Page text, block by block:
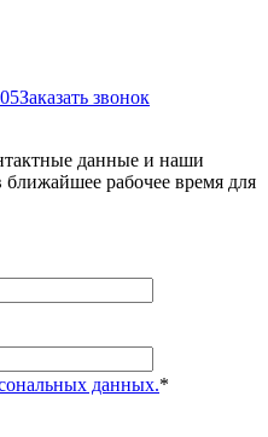
Заказать звонок
данные и наши
рабочее время для
данных.*